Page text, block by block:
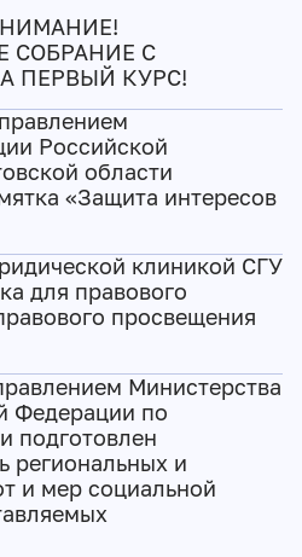
СОБРАНИЕ С
ПЕРВЫЙ КУРС!
Российской
области
«Защита интересов
клиникой СГУ
для правового
просвещения
Министерства
Федерации по
подготовлен
региональных и
и мер социальной